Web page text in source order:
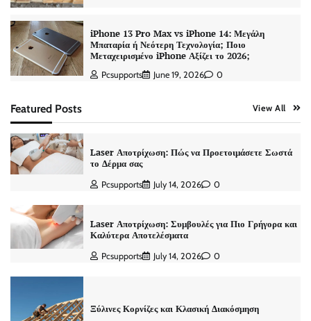
iPhone 13 Pro Max vs iPhone 14: Μεγάλη
Μπαταρία ή Νεότερη Τεχνολογία; Ποιο
Μεταχειρισμένο iPhone Αξίζει το 2026;
Pcsupports June 19, 2026 0
Featured Posts View All
Laser Αποτρίχωση: Πώς να Προετοιμάσετε Σωστά
το Δέρμα σας
Pcsupports July 14, 2026 0
Laser Αποτρίχωση: Συμβουλές για Πιο Γρήγορα και
Καλύτερα Αποτελέσματα
Pcsupports July 14, 2026 0
Ξύλινες Κορνίζες και Κλασική Διακόσμηση